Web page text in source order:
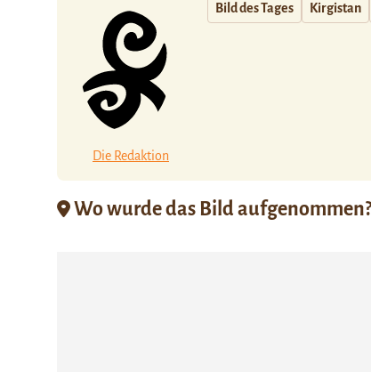
Die Redaktion
Bild des Tages Kirgistan
Wo wurde das Bild aufgenommen?